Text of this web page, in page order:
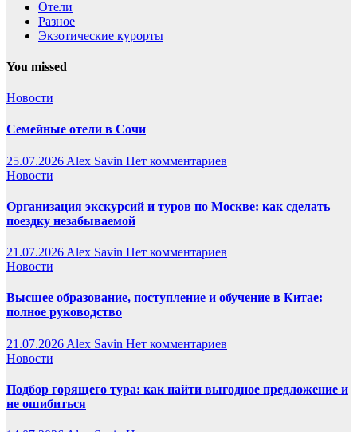
Отели
Разное
Экзотические курорты
You missed
Новости
Семейные отели в Сочи
25.07.2026 Alex Savin Нет комментариев
Новости
Организация экскурсий и туров по Москве: как сделать
поездку незабываемой
21.07.2026 Alex Savin Нет комментариев
Новости
Высшее образование, поступление и обучение в Китае:
полное руководство
21.07.2026 Alex Savin Нет комментариев
Новости
Подбор горящего тура: как найти выгодное предложение и
не ошибиться